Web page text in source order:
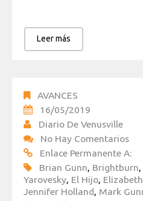
Leer más
AVANCES
16/05/2019
Diario De Venusville
No Hay Comentarios
Enlace Permanente A:
Brian Gunn, Brightburn,
Yarovesky, El Hijo,
Jennifer Holland, Mark